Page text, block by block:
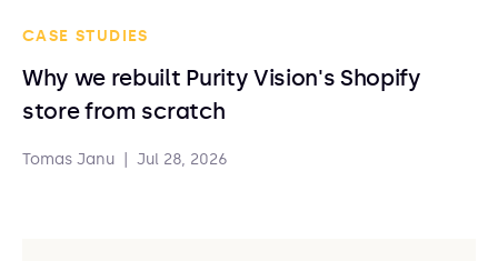
CASE STUDIES
Why we rebuilt Purity Vision's Shopify
store from scratch
Tomas Janu Jul 28, 2026